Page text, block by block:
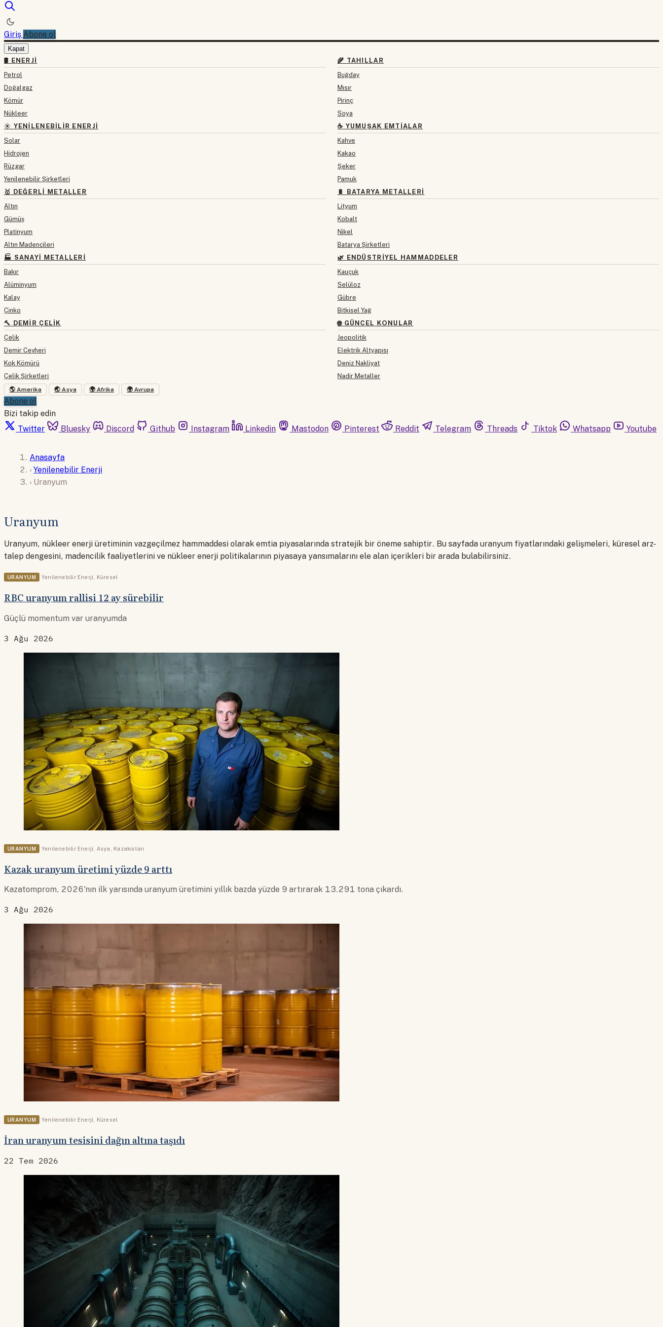
Giriş Abone ol
Kapat
🛢 ENERJI
Petrol
Doğalgaz
Kömür
Nükleer
☀️ YENILENEBILIR ENERJI
Solar
Hidrojen
Rüzgar
Yenilenebilir Şirketleri
🥇 DEĞERLI METALLER
Altın
Gümüş
Platinyum
Altın Madencileri
🏭 SANAYI METALLERI
Bakır
Alüminyum
Kalay
Çinko
🔨 DEMIR ÇELIK
Çelik
Demir Cevheri
Kok Kömürü
Çelik Şirketleri
🌾 TAHILLAR
Buğday
Mısır
Pirinç
Soya
☕ YUMUŞAK EMTIALAR
Kahve
Kakao
Şeker
Pamuk
🔋 BATARYA METALLERI
Lityum
Kobalt
Nikel
Batarya Şirketleri
🌿 ENDÜSTRIYEL HAMMADDELER
Kauçuk
Selüloz
Gübre
Bitkisel Yağ
🌐 GÜNCEL KONULAR
Jeopolitik
Elektrik Altyapısı
Deniz Nakliyat
Nadir Metaller
🌎 Amerika 🌏 Asya 🌍 Afrika 🌍 Avrupa
Abone ol
Bizi takip edin
Twitter
Bluesky Discord Github Instagram Linkedin Mastodon Pinterest Reddit Telegram Threads Tiktok Whatsapp Youtube
Anasayfa
› Yenilenebilir Enerji
› Uranyum
Uranyum
Uranyum, nükleer enerji üretiminin vazgeçilmez hammaddesi olarak emtia piyasalarında stratejik bir öneme sahiptir. Bu sayfada uranyum fiyatlarındaki gelişmeleri, küresel arz-
talep dengesini, madencilik faaliyetlerini ve nükleer enerji politikalarının piyasaya yansımalarını ele alan içerikleri bir arada bulabilirsiniz.
URANYUM Yenilenebilir Enerji, Küresel
RBC uranyum rallisi 12 ay sürebilir
Güçlü momentum var uranyumda
3 Ağu 2026
URANYUM Yenilenebilir Enerji Asya Kazakistan
Kazak uranyum üretimi yüzde 9 arttı
Kazatomprom, 2026'nın ilk yarısında uranyum üretimini yıllık bazda yüzde 9 artırarak 13.291 tona çıkardı.
3 Ağu 2026
URANYUM Yenilenebilir Enerji Küresel
İran uranyum tesisini dağın altına taşıdı
22 Tem 2026